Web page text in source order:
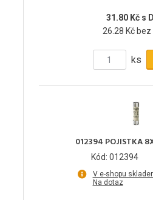
31.80 Kč s
26.28 Kč bez
ks
012394 POJISTKA
Kód: 012394
V e-shopu
Na dotaz